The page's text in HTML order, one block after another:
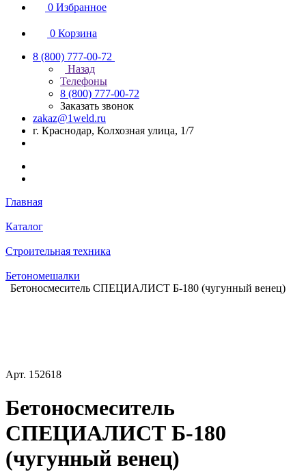
0 Избранное
0 Корзина
8 (800) 777-00-72
Назад
Телефоны
8 (800) 777-00-72
Заказать звонок
zakaz@1weld.ru
г. Краснодар, Колхозная улица, 1/7
Главная
Каталог
Строительная техника
Бетономешалки
Бетоносмеситель СПЕЦИАЛИСТ Б-180 (чугунный венец)
Арт. 152618
Бетоносмеситель
СПЕЦИАЛИСТ Б-180
(чугунный венец)